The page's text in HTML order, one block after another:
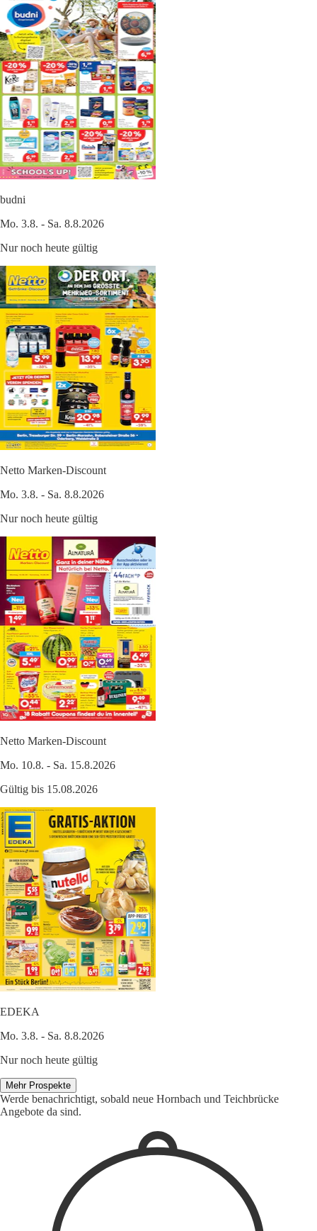
budni
Mo. 3.8. - Sa. 8.8.2026
Nur noch heute gültig
Netto Marken-Discount
Mo. 3.8. - Sa. 8.8.2026
Nur noch heute gültig
Netto Marken-Discount
Mo. 10.8. - Sa. 15.8.2026
Gültig bis 15.08.2026
EDEKA
Mo. 3.8. - Sa. 8.8.2026
Nur noch heute gültig
Mehr Prospekte
Werde benachrichtigt, sobald neue Hornbach und Teichbrücke
Angebote da sind.